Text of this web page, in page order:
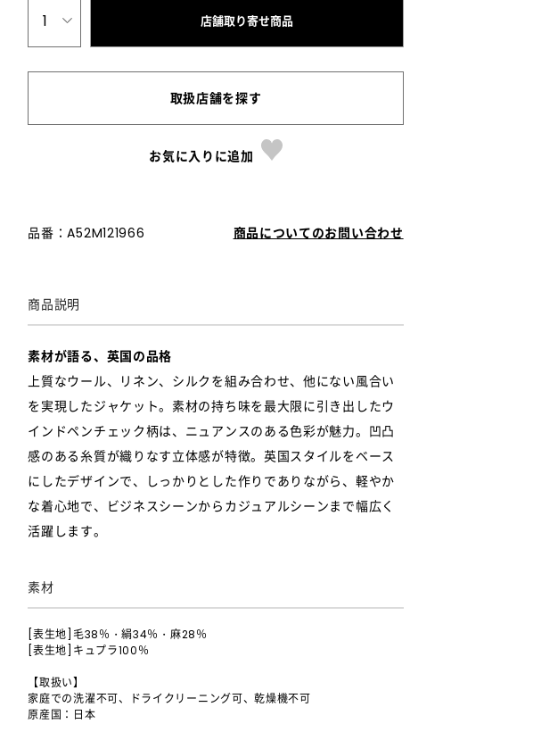
1 店舗取り寄せ商品
取扱店舗を探す
お気に入りに追加
品番：A52M121966 商品についてのお問い合わせ
商品説明
素材が語る、英国の品格
上質なウール、リネン、シルクを組み合わせ、他にない風合い
を実現したジャケット。素材の持ち味を最大限に引き出したウ
インドペンチェック柄は、ニュアンスのある色彩が魅力。凹凸
感のある糸質が織りなす立体感が特徴。英国スタイルをベース
にしたデザインで、しっかりとした作りでありながら、軽やか
な着心地で、ビジネスシーンからカジュアルシーンまで幅広く
活躍します。
素材
[表生地]毛38％・絹34％・麻28％
[表生地]キュプラ100％
【取扱い】
家庭での洗濯不可、ドライクリーニング可、乾燥機不可
原産国：日本